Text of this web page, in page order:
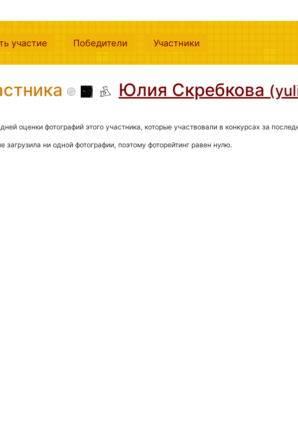
участие (current)Победители (current)Участники
Юлия Скребкова
оценки фотографий этого участника, которые участвовали в конкурсах за
ни одной фотографии, поэтому фоторейтинг равен нулю.